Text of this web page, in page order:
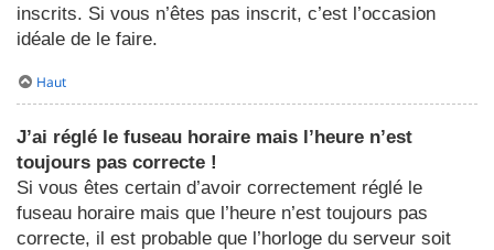
inscrits. Si vous n’êtes pas inscrit, c’est l’occasion
idéale de le faire.
Haut
J’ai réglé le fuseau horaire mais l’heure n’est
toujours pas correcte !
Si vous êtes certain d’avoir correctement réglé le
fuseau horaire mais que l’heure n’est toujours pas
correcte, il est probable que l’horloge du serveur soit